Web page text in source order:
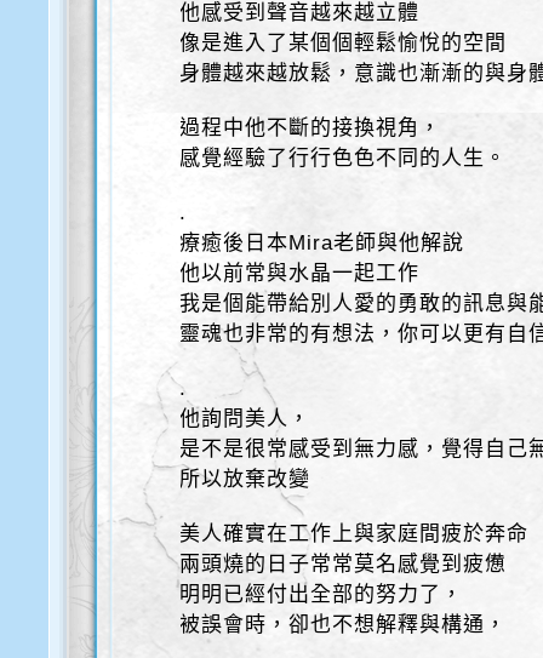
他感受到聲音越來越立體
像是進入了某個個輕鬆愉悅的空間
身體越來越放鬆，意識也漸漸的與身
過程中他不斷的接換視角，
感覺經驗了行行色色不同的人生。
.
療癒後日本Mira老師與他解說
他以前常與水晶一起工作
我是個能帶給別人愛的勇敢的訊息與
靈魂也非常的有想法，你可以更有自
.
他詢問美人，
是不是很常感受到無力感，覺得自己
所以放棄改變
美人確實在工作上與家庭間疲於奔命
兩頭燒的日子常常莫名感覺到疲憊
明明已經付出全部的努力了，
被誤會時，卻也不想解釋與構通，